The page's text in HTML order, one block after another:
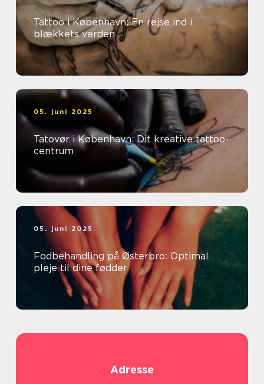
Tattoo i København: En rejse ind i
blækkets verden
05. juni 2025
Tatovør i København: Dit kreative tattoo-
centrum
05. juni 2025
Fodbehandling på Østerbro: Optimal
pleje til dine fødder
Adresse